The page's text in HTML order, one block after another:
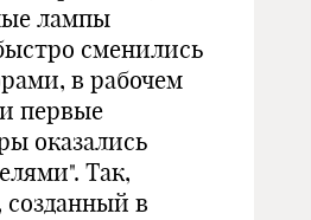
лампы
сменились
в рабочем
первые
оказались
Так,
в